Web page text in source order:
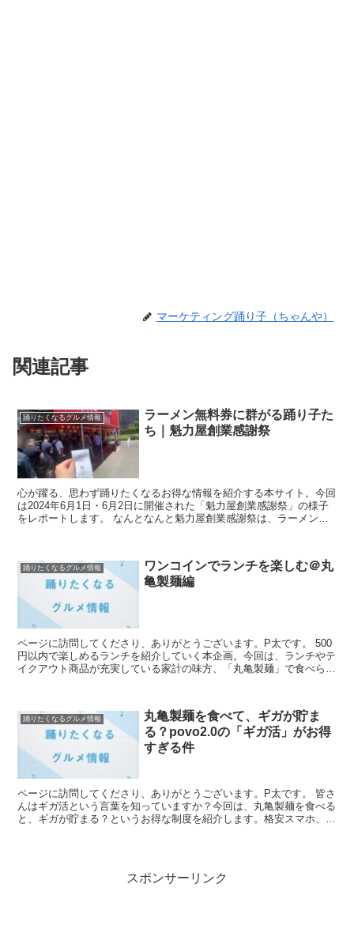
マーケティング踊り子（ちゃんや）
関連記事
踊りたくなるグルメ情報
ラーメン無料券に群がる踊り子た
ち｜魁力屋創業感謝祭
心が躍る、思わず踊りたくなるお得な情報を紹介する本サイト。今回
は2024年6月1日・6月2日に開催された「魁力屋創業感謝祭」の様子
をレポートします。 なんとなんと魁力屋創業感謝祭は、ラーメンを1
踊りたくなるグルメ情報
ワンコインでランチを楽しむ＠丸
亀製麺編
ページに訪問してくださり、ありがとうございます。P太です。 500
円以内で楽しめるランチを紹介していく本企画。今回は、ランチやテ
イクアウト商品が充実している家計の味方、「丸亀製麺」で食べられ
踊りたくなるグルメ情報
丸亀製麺を食べて、ギガが貯ま
る？povo2.0の「ギガ活」がお得
すぎる件
ページに訪問してくださり、ありがとうございます。P太です。 皆さ
んはギガ活という言葉を知っていますか？今回は、丸亀製麺を食べる
と、ギガが貯まる？というお得な制度を紹介します。格安スマホ、
スポンサーリンク